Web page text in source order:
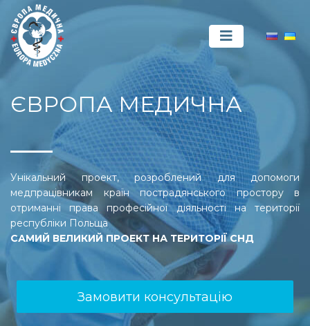
ЄВРОПА МЕДИЧНА
Унікальний проект, розроблений для допомоги
медпрацівникам країн пострадянського простору в
отриманні права професійної діяльності на території
республіки Польща
САМИЙ ВЕЛИКИЙ ПРОЕКТ НА ТЕРИТОРІЇ СНД
Замовити консультацію